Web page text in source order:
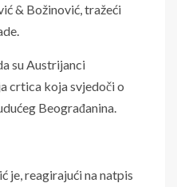
& Božinović, tražeći
su Austrijanci
crtica koja svjedoči o
Beograđanina.
je, reagirajući na natpis